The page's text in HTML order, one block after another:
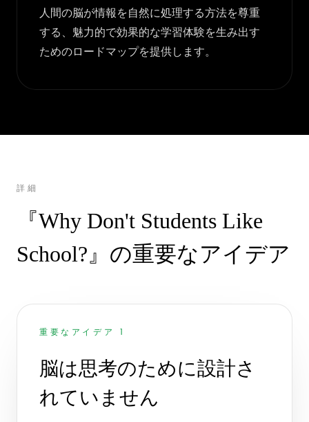
人間の脳が情報を自然に処理する方法を尊重
する、魅力的で効果的な学習体験を生み出す
ためのロードマップを提供します。
詳細
『Why Don't Students Like
School?』の重要なアイデア
重要なアイデア 1
脳は思考のために設計さ
れていません